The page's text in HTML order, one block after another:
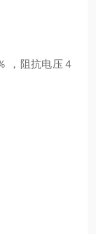
，阻抗电压４